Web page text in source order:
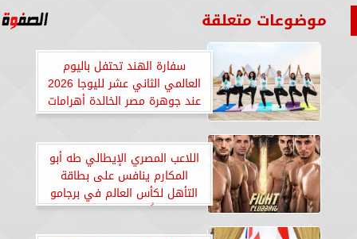
موضوعات متعلقة
سفارة الهند تحتفل باليوم
العالمي الثاني عشر لليوجا 2026
عند جوهرة مصر الخالدة أهرامات
الجيزة
اللاعب المصري الإيطالي طه أبو
المكارم ينافس على بطاقة
التأهل لكأس العالم في برجامو
متمسكًا باللعب باسم مصر